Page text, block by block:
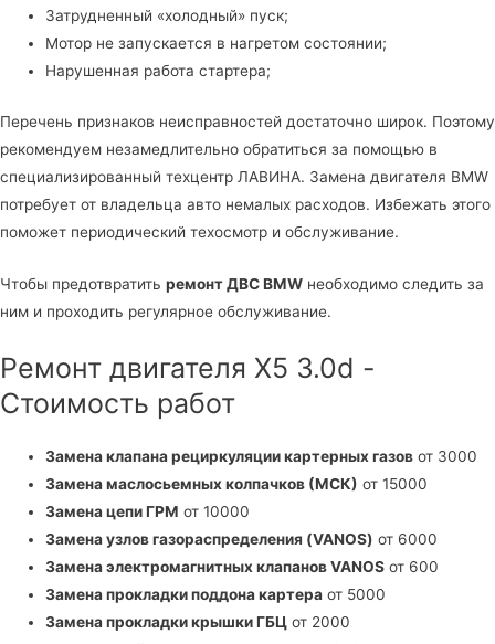
Затрудненный «холодный» пуск;
Мотор не запускается в нагретом состоянии;
Нарушенная работа стартера;
Перечень признаков неисправностей достаточно широк. Поэтому
рекомендуем незамедлительно обратиться за помощью в
специализированный техцентр ЛАВИНА. Замена двигателя BMW
потребует от владельца авто немалых расходов. Избежать этого
поможет периодический техосмотр и обслуживание.
Чтобы предотвратить ремонт ДВС BMW необходимо следить за
ним и проходить регулярное обслуживание.
Ремонт двигателя X5 3.0d -
Стоимость работ
Замена клапана рециркуляции картерных газов от 3000
Замена маслосьемных колпачков (МСК) от 15000
Замена цепи ГРМ от 10000
Замена узлов газораспределения (VANOS) от 6000
Замена электромагнитных клапанов VANOS от 600
Замена прокладки поддона картера от 5000
Замена прокладки крышки ГБЦ от 2000